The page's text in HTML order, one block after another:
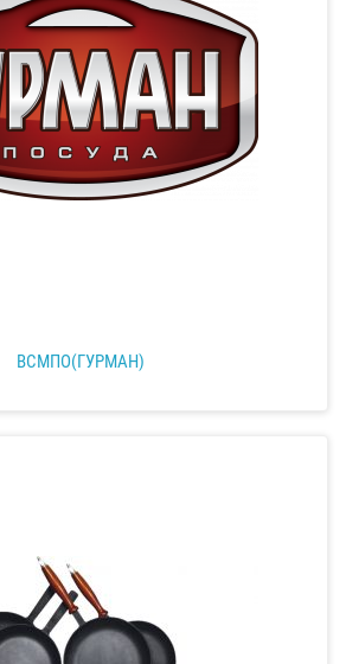
ВСМПО(ГУРМАН)